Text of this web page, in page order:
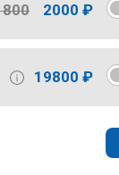
2000 ₽
19800 ₽